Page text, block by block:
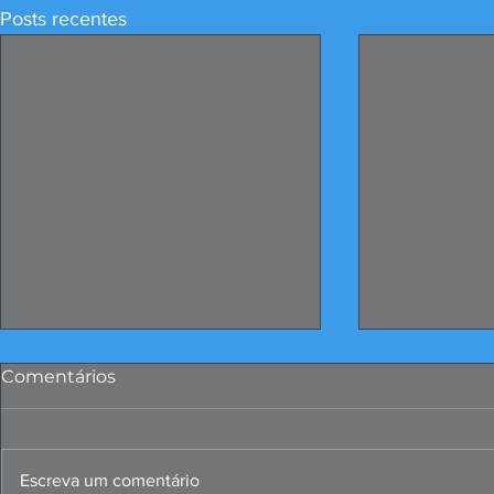
Posts recentes
Comentários
Escreva um comentário